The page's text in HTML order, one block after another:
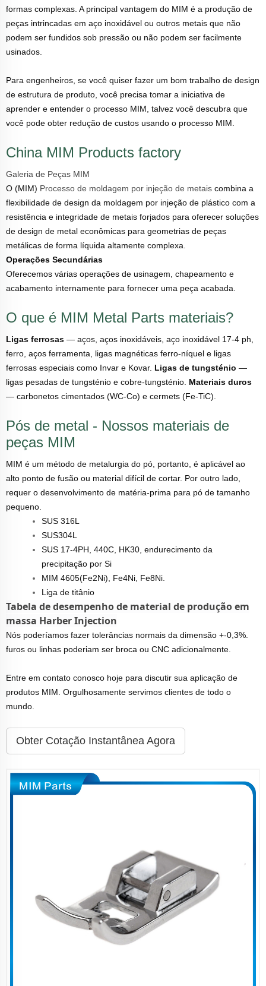
formas complexas. A principal vantagem do MIM é a produção de
peças intrincadas em aço inoxidável ou outros metais que não
podem ser fundidos sob pressão ou não podem ser facilmente
usinados.
Para engenheiros, se você quiser fazer um bom trabalho de design
de estrutura de produto, você precisa tomar a iniciativa de
aprender e entender o processo MIM, talvez você descubra que
você pode obter redução de custos usando o processo MIM.
China MIM Products factory
Galeria de Peças MIM
O (MIM) Processo de moldagem por injeção de metais combina a
flexibilidade de design da moldagem por injeção de plástico com a
resistência e integridade de metais forjados para oferecer soluções
de design de metal econômicas para geometrias de peças
metálicas de forma líquida altamente complexa.
Operações Secundárias
Oferecemos várias operações de usinagem, chapeamento e
acabamento internamente para fornecer uma peça acabada.
O que é MIM Metal Parts materiais?
Ligas ferrosas — aços, aços inoxidáveis, aço inoxidável 17-4 ph,
ferro, aços ferramenta, ligas magnéticas ferro-níquel e ligas
ferrosas especiais como Invar e Kovar. Ligas de tungsténio —
ligas pesadas de tungsténio e cobre-tungsténio. Materiais duros
— carbonetos cimentados (WC-Co) e cermets (Fe-TiC).
Pós de metal - Nossos materiais de
peças MIM
MIM é um método de metalurgia do pó, portanto, é aplicável ao
alto ponto de fusão ou material difícil de cortar. Por outro lado,
requer o desenvolvimento de matéria-prima para pó de tamanho
pequeno.
SUS 316L
SUS304L
SUS 17-4PH, 440C, HK30, endurecimento da
precipitação por Si
MIM 4605(Fe2Ni), Fe4Ni, Fe8Ni.
Liga de titânio
Tabela de desempenho de material de produção em
massa Harber Injection
Nós poderíamos fazer tolerâncias normais da dimensão +-0,3%.
furos ou linhas poderiam ser broca ou CNC adicionalmente.
Entre em contato conosco hoje para discutir sua aplicação de
produtos MIM. Orgulhosamente servimos clientes de todo o
mundo.
Obter Cotação Instantânea Agora